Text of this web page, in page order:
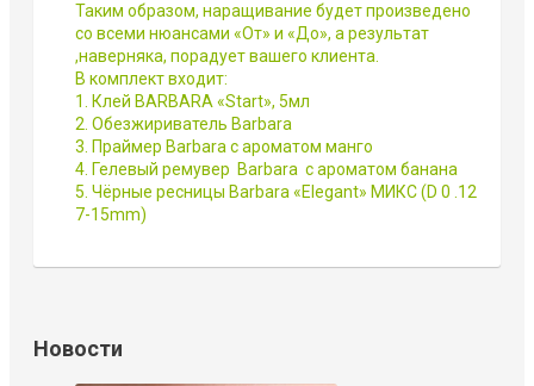
Таким образом, наращивание будет произведено
со всеми нюансами «От» и «До», а результат
,наверняка, порадует вашего клиента.
В комплект входит:
1. Клей BARBARA «Start», 5мл
2. Обезжириватель Barbara
3. Праймер Barbara с ароматом манго
4. Гелевый ремувер Barbara с ароматом банана
5. Чёрные ресницы Barbara «Elegant» МИКС (D 0 .12
7-15mm)
Новости